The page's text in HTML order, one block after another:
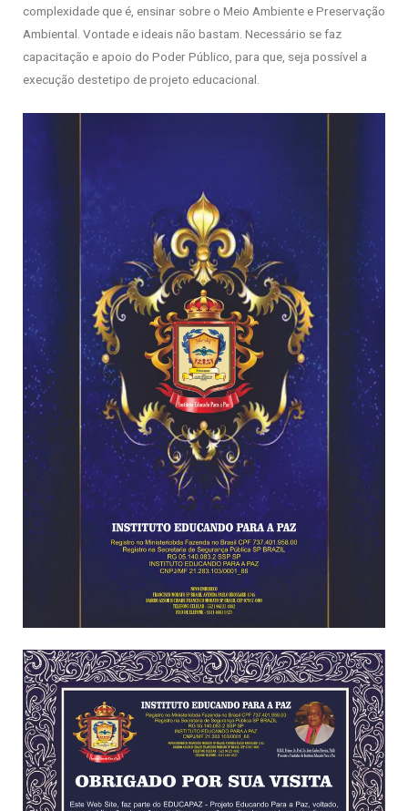
complexidade que é, ensinar sobre o Meio Ambiente e Preservação
Ambiental. Vontade e ideais não bastam. Necessário se faz
capacitação e apoio do Poder Público, para que, seja possível a
execução destetipo de projeto educacional.